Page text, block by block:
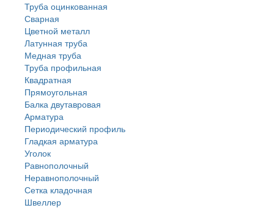
Труба оцинкованная
Сварная
Цветной металл
Латунная труба
Медная труба
Труба профильная
Квадратная
Прямоугольная
Балка двутавровая
Арматура
Периодический профиль
Гладкая арматура
Уголок
Равнополочный
Неравнополочный
Сетка кладочная
Швеллер